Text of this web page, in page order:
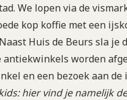
We lopen via de
kop koffie met een
Huis de Beurs sla je
antiekwinkels worden
en een bezoek aan de
hier vind je namelijk